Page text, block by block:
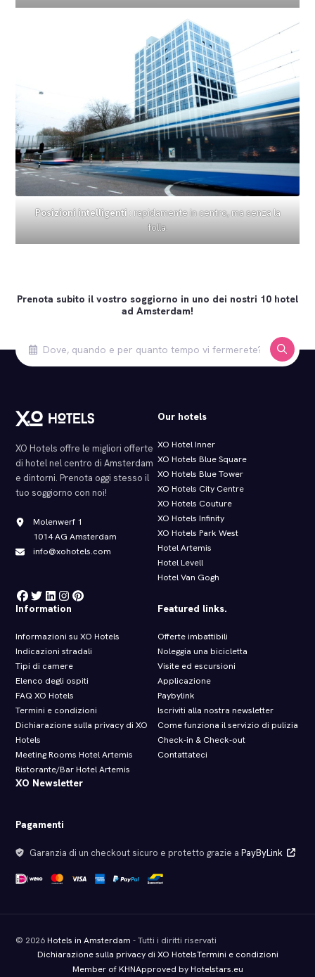
Posizioni intelligenti: rapidamente in centro, ma senza la
folla.
Prenota subito il vostro soggiorno in uno dei nostri 10 hotel
ad Amsterdam!
XO Hotels offre le migliori offerte
di hotel nel centro di Amsterdam
e dintorni. Prenota oggi stesso il
tuo soggiorno con noi!
Molenwerf 1
1014 AG Amsterdam
info@xohotels.com
Our hotels
XO Hotel Inner
XO Hotels Blue Square
XO Hotels Blue Tower
XO Hotels City Centre
XO Hotels Couture
XO Hotels Infinity
XO Hotels Park West
Hotel Artemis
Hotel Levell
Hotel Van Gogh
Information
Informazioni su XO Hotels
Indicazioni stradali
Tipi di camere
Elenco degli ospiti
FAQ XO Hotels
Termini e condizioni
Dichiarazione sulla privacy di XO
Hotels
Meeting Rooms Hotel Artemis
Ristorante/Bar Hotel Artemis
Featured links.
Offerte imbattibili
Noleggia una bicicletta
Visite ed escursioni
Applicazione
Paybylink
Iscriviti alla nostra newsletter
Come funziona il servizio di pulizia
Check‑in & Check‑out
Contattateci
XO Newsletter
Pagamenti
Garanzia di un checkout sicuro e protetto grazie aPayByLink
© 2026Hotels in Amsterdam - Tutti i diritti riservati
Dichiarazione sulla privacy di XO HotelsTermini e condizioni
Member of KHNApproved by Hotelstars.eu